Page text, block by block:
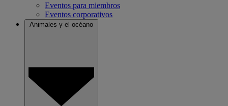
Eventos para miembros
Eventos corporativos
Animales y el océano